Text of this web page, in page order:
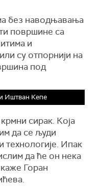
без наводњавања
површине са
и
су отпорнији на
под
Иштван Кепе
сирак. Која
да се људи
технологије. Ипак
да ће он нека
Горан